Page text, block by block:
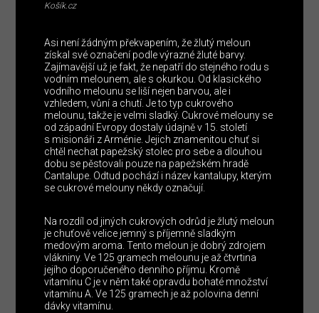
Košík.cz
Asi není žádným překvapením, že žlutý meloun
získal své označení podle výrazné žluté barvy.
Zajímavější už je fakt, že nepatří do stejného rodu s
vodním melounem, ale s okurkou. Od klasického
vodního melounu se liší nejen barvou, ale i
vzhledem, vůní a chutí. Je to typ cukrového
melounu, takže je velmi sladký. Cukrové melouny se
od západní Evropy dostaly údajně v 15. století
s misionáři z Arménie. Jejich znamenitou chuť si
chtěl nechat papežský stolec pro sebe a dlouhou
dobu se pěstovali pouze na papežském hradě
Cantalupe. Odtud pochází i název kantalupy, kterým
se cukrové melouny někdy označují.
Na rozdíl od jiných cukrových odrůd je žlutý meloun
je chuťově velice jemný s příjemně sladkým
medovým aroma. Tento meloun je dobrý zdrojem
vlákniny. Ve 125 gramech melounu je až čtvrtina
jejího doporučeného denního příjmu. Kromě
vitamínu C je v něm také opravdu bohaté množství
vitamínu A. Ve 125 gramech je až polovina denní
dávky vitamínu.